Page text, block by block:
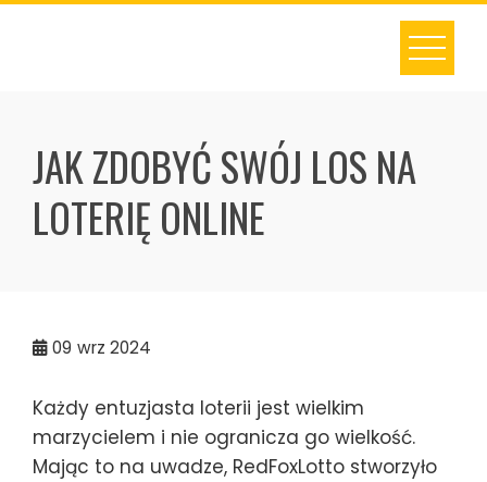
Skip
JAK ZDOBYĆ SWÓJ LOS NA
LOTERIĘ ONLINE
09 wrz 2024
Każdy entuzjasta loterii jest wielkim
marzycielem i nie ogranicza go wielkość.
Mając to na uwadze, RedFoxLotto stworzyło